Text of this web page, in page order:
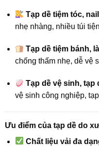
Tạp dề tiệm tóc,
nhẹ nhàng, nhiều túi
Tạp dề tiệm bánh,
chống thấm nhẹ, dễ vệ
Tạp dề vệ sinh, tạp
vệ sinh công nghiệp,
Ưu điểm của tạp dề do
Chất liệu vải đa